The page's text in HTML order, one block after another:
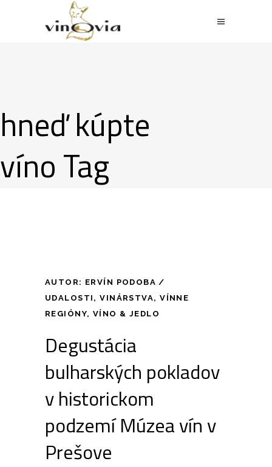
hneď kúpte
víno Tag
AUTOR: ERVÍN PODOBA
UDALOSTI ,VINÁRSTVA,VÍNNE
REGIÓNY, VÍNO & JEDLO
Degustácia
bulharských pokladov
v historickom
podzemí Múzea vín v
Prešove